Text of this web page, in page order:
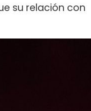
su relación con